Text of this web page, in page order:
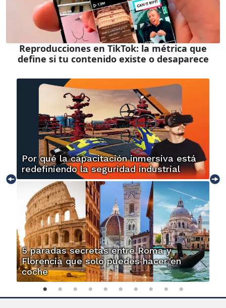
Reproducciones en TikTok: la métrica que
define si tu contenido existe o desaparece
Por qué la capacitación inmersiva está
redefiniendo la seguridad industrial
5 paradas secretas entre Roma y
Florencia que solo puedes hacer en
coche